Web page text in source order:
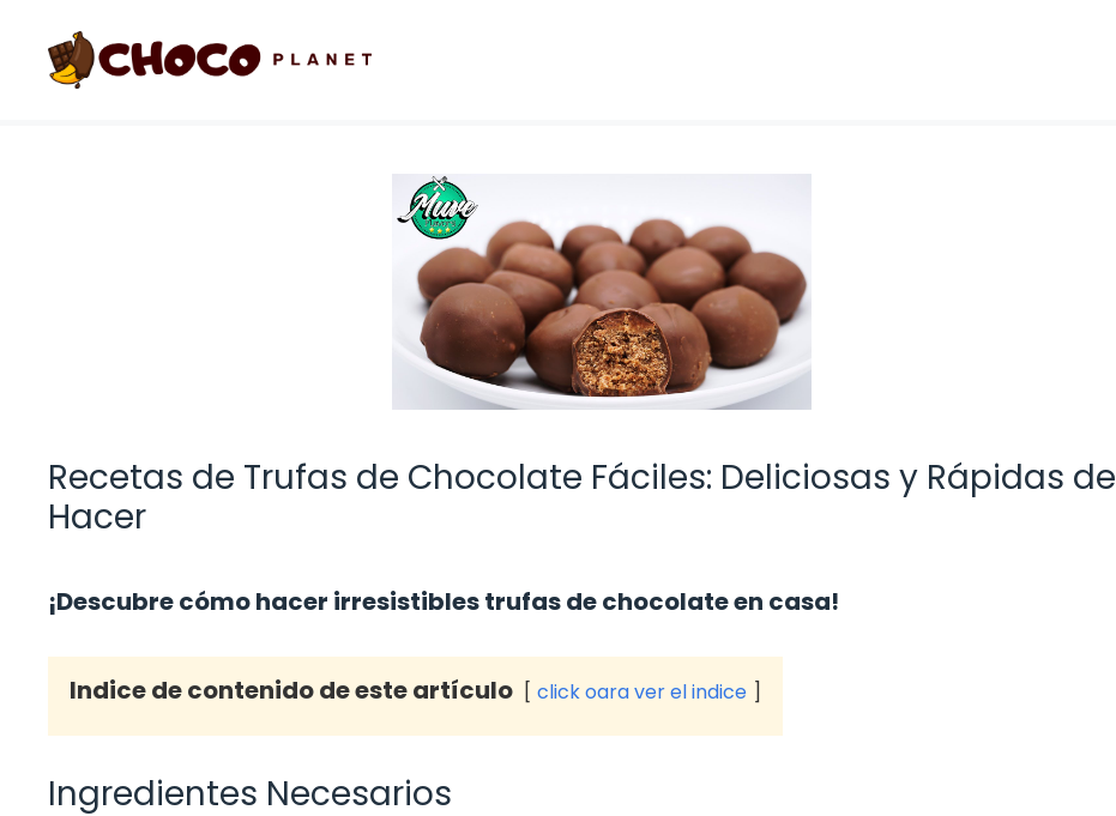
contenido
Recetas de Trufas de Chocolate Fáciles: Deliciosas y Rápidas de
Hacer
¡Descubre cómo hacer irresistibles trufas de chocolate en casa!
Indice de contenido de este artículo click oara ver el indice
Ingredientes Necesarios